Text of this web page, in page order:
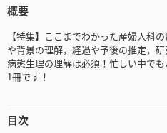
概要
【特集】ここまでわかった産婦人科
や背景の理解，経過や予後の推定，
病態生理の理解は必須！忙しい中で
1冊です！
目次